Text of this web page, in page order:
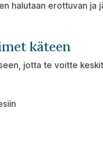
halutaan erottuvan ja
käteen
jotta te voitte